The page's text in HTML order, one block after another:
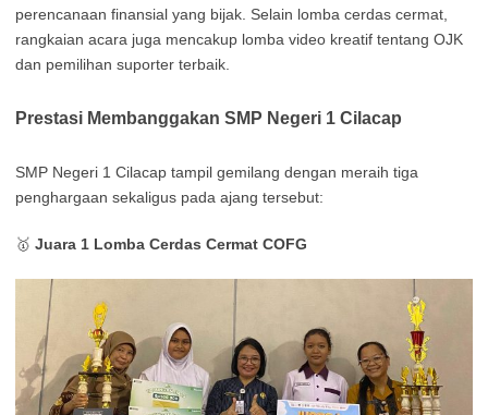
perencanaan finansial yang bijak. Selain lomba cerdas cermat,
rangkaian acara juga mencakup lomba video kreatif tentang OJK
dan pemilihan suporter terbaik.
Prestasi Membanggakan SMP Negeri 1 Cilacap
SMP Negeri 1 Cilacap tampil gemilang dengan meraih tiga
penghargaan sekaligus pada ajang tersebut:
🥇 Juara 1 Lomba Cerdas Cermat COFG